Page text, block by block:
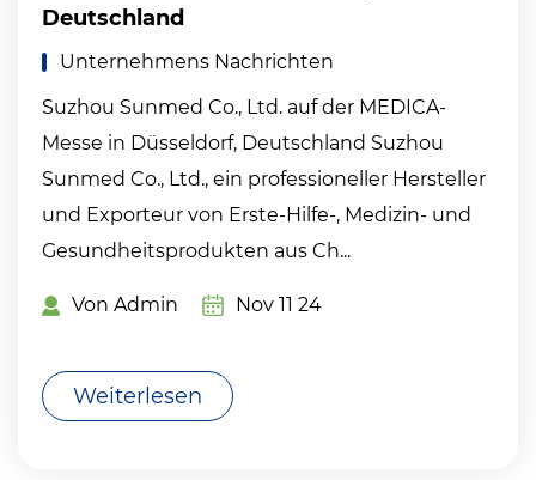
Deutschland
Unternehmens Nachrichten
Suzhou Sunmed Co., Ltd. auf der MEDICA-
Messe in Düsseldorf, Deutschland Suzhou
Sunmed Co., Ltd., ein professioneller Hersteller
und Exporteur von Erste-Hilfe-, Medizin- und
Gesundheitsprodukten aus Ch...
Von Admin Nov 11 24
Weiterlesen